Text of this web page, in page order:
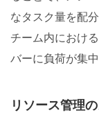
なタスク量を配分
チーム内におけ
バーに負荷が集
リソース管理